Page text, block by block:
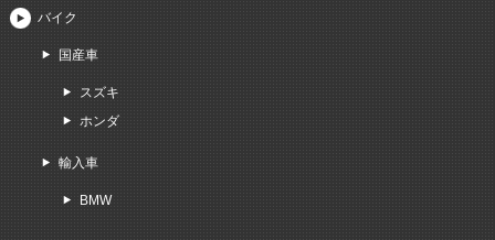
バイク
国産車
スズキ
ホンダ
輸入車
BMW